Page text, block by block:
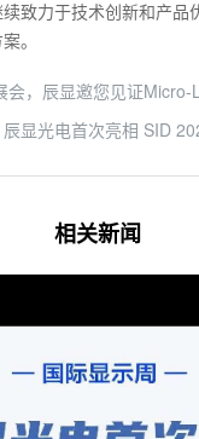
致力于技术创新和产品
。
会，辰显邀您见证Micro-
显光电首次亮相 SID
相关新闻